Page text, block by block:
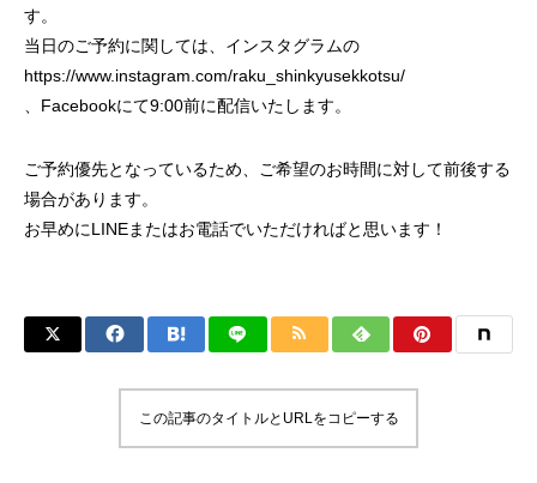
す。
当日のご予約に関しては、インスタグラムの
https://www.instagram.com/raku_shinkyusekkotsu/
、Facebookにて9:00前に配信いたします。
ご予約優先となっているため、ご希望のお時間に対して前後する
場合があります。
お早めにLINEまたはお電話でいただければと思います！
この記事のタイトルとURLをコピーする